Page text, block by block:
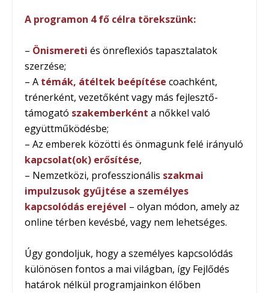
A programon 4 fő célra törekszünk:
– Önismereti és önreflexiós tapasztalatok
szerzése;
– A témák, átéltek beépítése coachként,
trénerként, vezetőként vagy más fejlesztő-
támogató szakemberként a nőkkel való
együttműködésbe;
– Az emberek közötti és önmagunk felé irányuló
kapcsolat(ok) erősítése,
– Nemzetközi, professzionális szakmai
impulzusok gyűjtése a személyes
kapcsolódás erejével – olyan módon, amely az
online térben kevésbé, vagy nem lehetséges.
Úgy gondoljuk, hogy a személyes kapcsolódás
különösen fontos a mai világban, így Fejlődés
határok nélkül programjainkon élőben